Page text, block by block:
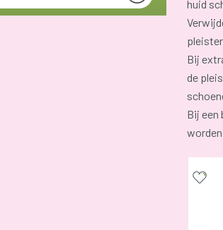
huid
Bij
de
Bij een